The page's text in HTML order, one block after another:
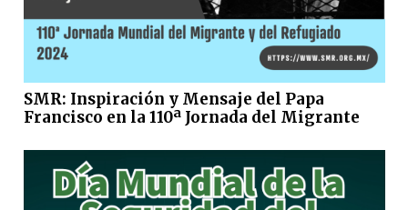
SMR: Inspiración y Mensaje del Papa
Francisco en la 110ª Jornada del Migrante